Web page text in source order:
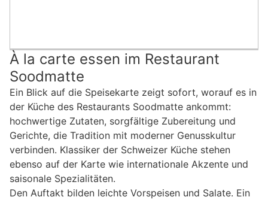
À la carte essen im Restaurant
Soodmatte
Ein Blick auf die Speisekarte zeigt sofort, worauf es in
der Küche des Restaurants Soodmatte ankommt:
hochwertige Zutaten, sorgfältige Zubereitung und
Gerichte, die Tradition mit moderner Genusskultur
verbinden. Klassiker der Schweizer Küche stehen
ebenso auf der Karte wie internationale Akzente und
saisonale Spezialitäten.
Den Auftakt bilden leichte Vorspeisen und Salate. Ein